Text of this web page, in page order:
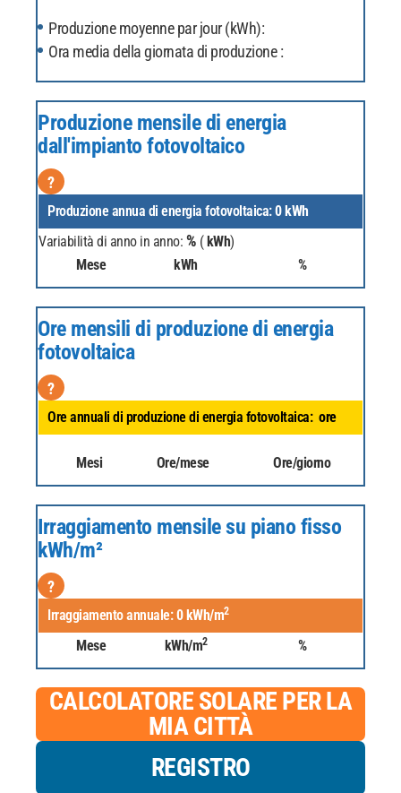
Produzione moyenne par jour (kWh):
Ora media della giornata di produzione :
Produzione mensile di energia
dall'impianto fotovoltaico
?
Produzione annua di energia fotovoltaica:0kWh
Variabilità di anno in anno: % (kWh)
Mese
kWh %
Ore mensili di produzione di energia
fotovoltaica
?
Ore annuali di produzione di energia fotovoltaica: ore
Mesi Ore/mese Ore/giorno
Irraggiamento mensile su piano fisso
kWh/m²
?
Irraggiamento annuale:0kWh/m2
Mese kWh/m2 %
CALCOLATORE SOLARE PER LA
MIA CITTÀ
REGISTRO